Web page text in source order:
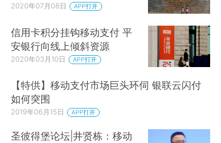
2020年07月08日 APP打开
信用卡积分挂钩移动支付 平
安银行向线上倾斜资源
2020年03月10日 APP打开
【特供】移动支付市场巨头环伺 银联云闪付
如何突围
2019年06月15日 APP打开
圣彼得堡论坛|井贤栋：移动